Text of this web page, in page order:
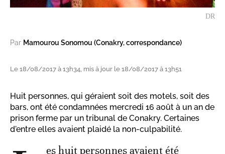
DR
Par Mamourou Sonomou (Conakry, correspondance)
Le 18/08/2017 à 13h34, mis à jour le 18/08/2017 à 13h51
Huit personnes, qui géraient soit des motels, soit des
bars, ont été condamnées mercredi 16 août à un an de
prison ferme par un tribunal de Conakry. Certaines
d'entre elles avaient plaidé la non-culpabilité.
es huit personnes avaient été